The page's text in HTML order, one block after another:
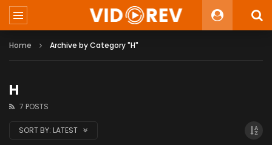
Home Archive by Category "H"
H
7 POSTS
SORT BY: LATEST